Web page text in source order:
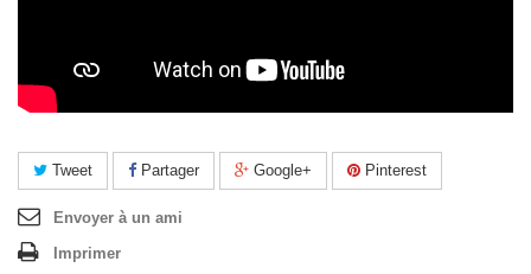
Tweet Partager Google+ Pinterest
Envoyer à un ami
Imprimer